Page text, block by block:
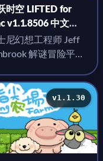
时空 LIFTED for
v1.1.8506 中文原
尼幻想工程师 Jeff
解谜冒险平
v1.1.30